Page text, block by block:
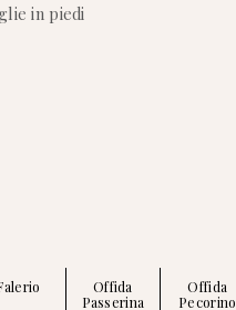
in piedi
Offida
Passerina
Offida
Pecorino